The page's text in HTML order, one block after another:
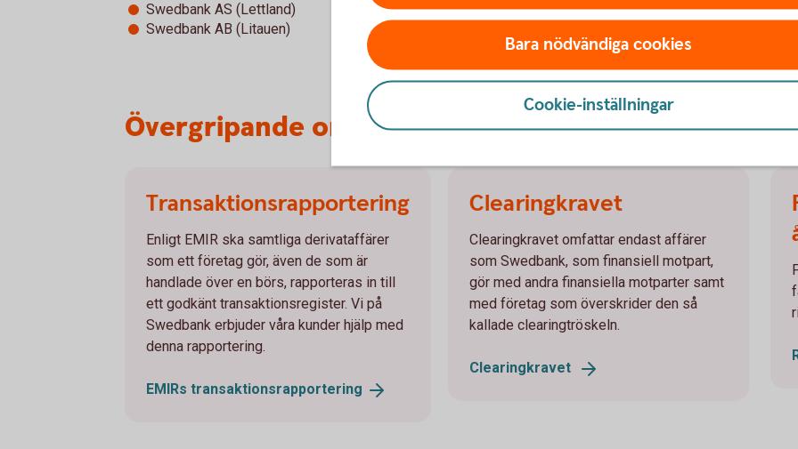
Swedbank AS (Lettland)
Swedbank AB (Litauen)
Övergripande områden
Transaktionsrapportering
Enligt EMIR ska samtliga derivataffärer
som ett företag gör, även de som är
handlade över en börs, rapporteras in till
ett godkänt transaktionsregister. Vi på
Swedbank erbjuder våra kunder hjälp med
denna rapportering.
EMIRs transaktionsrapportering
Clearingkravet
Clearingkravet omfattar endast affärer
som Swedbank, som finansiell motpart,
gör med andra finansiella motparter samt
med företag som överskrider den så
kallade clearingtröskeln.
Clearingkravet
Bara nödvändiga cookies
Cookie-inställningar